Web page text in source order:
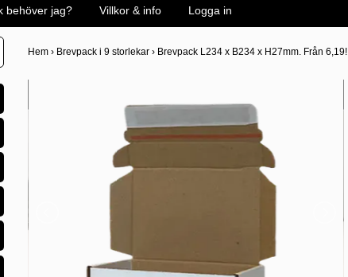
behöver jag? Villkor & info Logga in
Hem › Brevpack i 9 storlekar › Brevpack L234 x B234 x H27mm. Från 6,19!